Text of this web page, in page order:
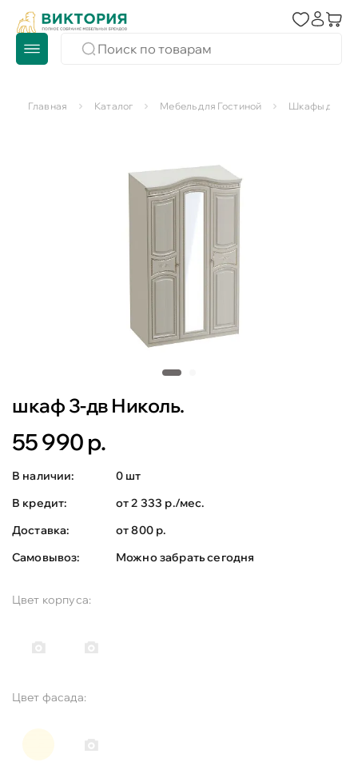
Главная Каталог Мебель для Гостиной Шкафы для
шкаф 3-дв Николь.
55 990 р.
В наличии:
0 шт
В кредит:
от 2 333 р./мес.
Доставка:
от 800 р.
Самовывоз:
Можно забрать сегодня
Цвет корпуса:
Цвет фасада: